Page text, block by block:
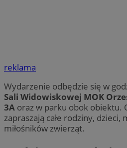
reklama
Wydarzenie odbędzie się w
Sali Widowiskowej MOK
3A oraz w parku obok obiektu.
zapraszają całe rodziny, dzieci,
miłośników zwierząt.